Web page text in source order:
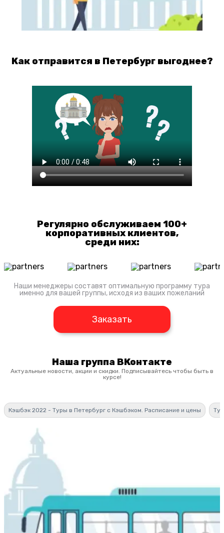
Как отправится в Петербург выгоднее?
Регулярно обслуживаем 100+
корпоративных клиентов,
среди них:
Наши менеджеры составят оптимальную программу тура
именно для вашей группы, исходя из ваших пожеланий
Заказать
Наша группа ВКонтакте
Актуальные новости, акции и скидки. Подписывайтесь чтобы быть в
курсе!
Кэшбэк 2022 - Туры в Петербург с Кэшбэком. Расписание и цены